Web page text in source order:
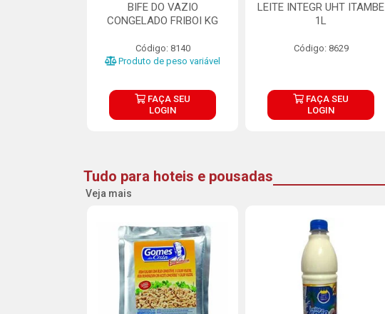
BIFE DO VAZIO
CONGELADO FRIBOI KG
Código: 8140
Produto de peso variável
FAÇA SEU
LOGIN
LEITE INTEGR UHT ITAMBE
1L
Código: 8629
FAÇA SEU
LOGIN
Tudo para hoteis e pousadas
Veja mais